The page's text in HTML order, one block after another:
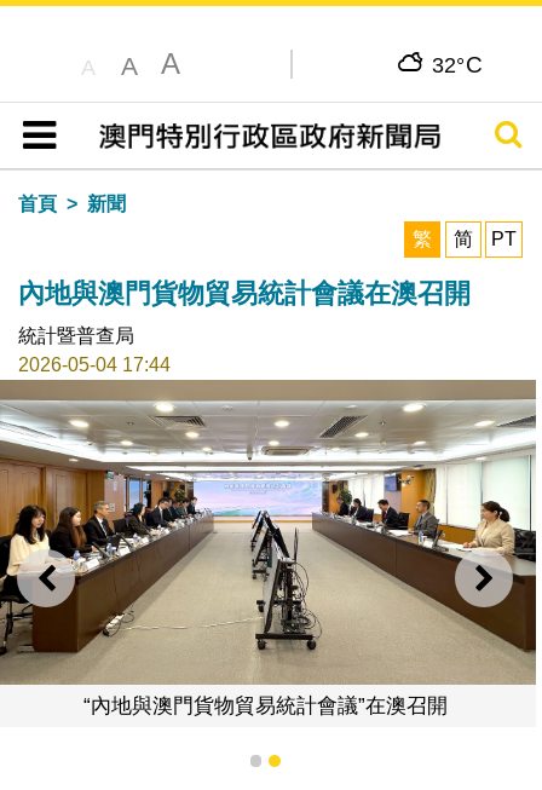
A A A 32°C
目錄
搜尋
首頁
新聞
繁
简 PT
內地與澳門貨物貿易統計會議在澳召開
統計暨普查局
2026-05-04 17:44
上一則 下一
“內地與澳
門貨物貿易統計會議”在澳召開
1 2